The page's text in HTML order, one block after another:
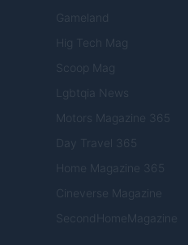
Gameland
Hig Tech Mag
Scoop Mag
Lgbtqia News
Motors Magazine 365
Day Travel 365
Home Magazine 365
Cineverse Magazine
SecondHomeMagazine